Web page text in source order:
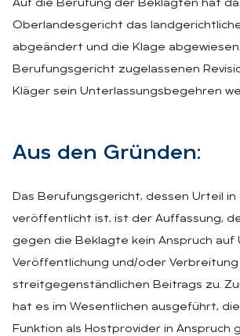
Auf die Berufung der Beklagten hat
Oberlandesgericht das
abgeändert und die Klage
Berufungsgericht zugelassenen
Kläger sein Unterlassungsbegehren
Aus den Grün­den:
Das Berufungsgericht, dessen Urteil in
veröffentlicht ist, ist der Auffassung,
gegen die Beklagte kein Anspruch auf
Veröffentlichung und/oder Verbreitung
streitgegenständlichen Beitrags zu.
hat es im Wesentlichen ausgeführt,
Funktion als Hostprovider in Anspruch